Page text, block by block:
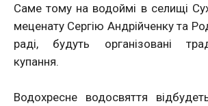
Саме тому на водоймі в селищі
меценату Сергію Андрійченку та
раді, будуть організовані
купання.
Водохресне водосвяття